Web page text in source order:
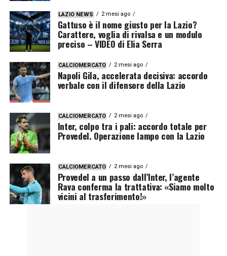
LAZIO NEWS 2 mesi ago
Gattuso è il nome giusto per la Lazio?
Carattere, voglia di rivalsa e un modulo
preciso – VIDEO di Elia Serra
CALCIOMERCATO 2 mesi ago
Napoli Gila, accelerata decisiva: accordo
verbale con il difensore della Lazio
CALCIOMERCATO 2 mesi ago
Inter, colpo tra i pali: accordo totale per
Provedel. Operazione lampo con la Lazio
CALCIOMERCATO 2 mesi ago
Provedel a un passo dall’Inter, l’agente
Rava conferma la trattativa: «Siamo molto
vicini al trasferimento!»